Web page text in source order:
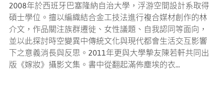
2008年於西班牙巴塞隆納自治大學，浮游空間設計系取得
碩士學位。擅以編織結合金工技法進行複合媒材創作的林
介文，作品關注族群遷徙、女性議題、自我認同等面向，
並以此探討時空變異中傳統文化與現代都會生活交互影響
下之意義消長與反思。2011年更與大學摯友陳若軒共同出
版《嫁妝》攝影文集。書中從翻起滿佈塵埃的衣...